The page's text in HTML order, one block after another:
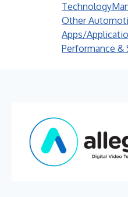
Technology
Other
Apps/
Performance &